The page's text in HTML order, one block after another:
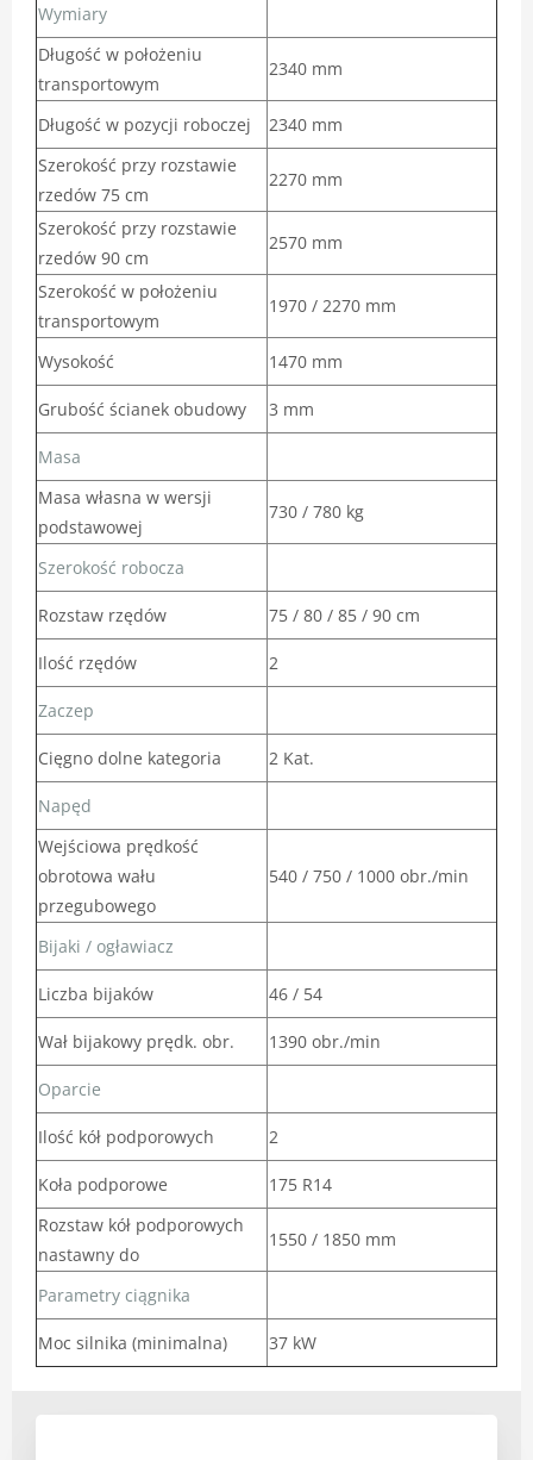
Wymiary
Długość w położeniu
transportowym
2340 mm
Długość w pozycji roboczej
2340 mm
Szerokość przy rozstawie
rzedów 75 cm
2270 mm
Szerokość przy rozstawie
rzedów 90 cm
2570 mm
Szerokość w położeniu
transportowym
1970 / 2270 mm
Wysokość 1470 mm
Grubość ścianek obudowy 3 mm
Masa
Masa własna w wersji
podstawowej
730 / 780 kg
Szerokość robocza
Rozstaw rzędów 75 / 80 / 85 / 90 cm
Ilość rzędów 2
Zaczep
Cięgno dolne kategoria 2 Kat.
Napęd
Wejściowa prędkość
obrotowa wału
przegubowego
540 / 750 / 1000 obr./min
Bijaki / ogławiacz
Liczba bijaków 46 / 54
Wał bijakowy prędk. obr. 1390 obr./min
Oparcie
Ilość kół podporowych 2
Koła podporowe
175 R14
Rozstaw kół podporowych
nastawny do
1550 / 1850 mm
Parametry ciągnika
Moc silnika (minimalna) 37 kW